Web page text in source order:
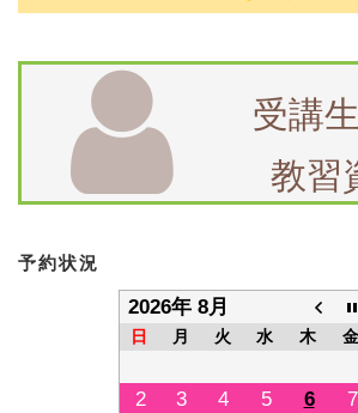
７月３０日 木曜日 予約完了状
７月２８日 火曜日 予約完了状
受講
教習
予約状況
2026年 8月
日 月 火 水 木 金
2
3 4 5 6 7